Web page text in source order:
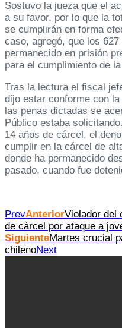
Sostuvo la jueza que el
a su favor, por lo que la
se cumplirán en forma
caso, agregó, que los
permanecido en prisión
para el cumplimiento de
Tras la lectura el fiscal
dijo estar conforme con
las penas dictadas se
Público estaba
14 años de cárcel, el
cumplir en la cárcel de
donde ha permanecido
pasado, cuando fue
PrevAnteriorViolador del
de cárcel por ataque a
SiguienteMartes crucial
chilenoNext